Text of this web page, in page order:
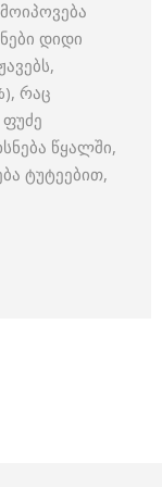
დიდი
რაც
წყალში,
ტუტეებით,